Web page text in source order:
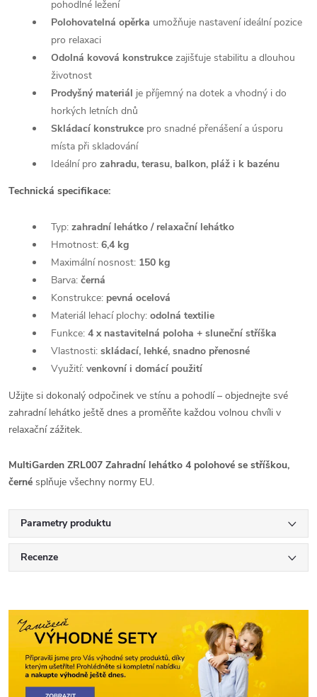
pohodlné ležení
Polohovatelná opěrka umožňuje nastavení ideální pozice
pro relaxaci
Odolná kovová konstrukce zajišťuje stabilitu a dlouhou
životnost
Prodyšný materiál je příjemný na dotek a vhodný i do
horkých letních dnů
Skládací konstrukce pro snadné přenášení a úsporu
místa při skladování
Ideální pro zahradu, terasu, balkon, pláž i k bazénu
Technická specifikace:
Typ: zahradní lehátko / relaxační lehátko
Hmotnost: 6,4 kg
Maximální nosnost: 150 kg
Barva: černá
Konstrukce: pevná ocelová
Materiál lehací plochy: odolná textilie
Funkce: 4 x nastavitelná poloha + sluneční stříška
Vlastnosti: skládací, lehké, snadno přenosné
Využití: venkovní i domácí použití
Užijte si dokonalý odpočinek ve stínu a pohodlí – objednejte své
zahradní lehátko ještě dnes a proměňte každou volnou chvíli v
relaxační zážitek.
MultiGarden ZRL007 Zahradní lehátko 4 polohové se stříškou,
černé splňuje všechny normy EU.
Parametry produktu
Recenze